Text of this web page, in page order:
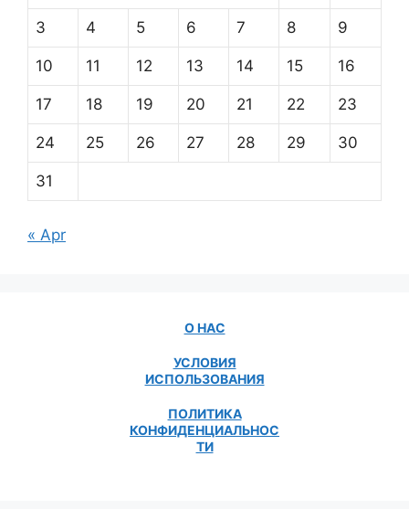
3 4 5 6 7 8 9
10 11 12 13 14 15 16
17 18 19 20 21 22 23
24 25 26 27 28 29 30
31
« Apr
О НАС
УСЛОВИЯ
ИСПОЛЬЗОВАНИЯ
ПОЛИТИКА
КОНФИДЕНЦИАЛЬНОС
ТИ